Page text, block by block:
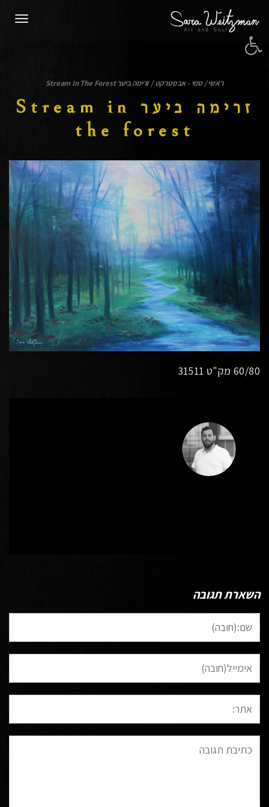
פתח סרגל נגישות
ראשי/ סמי - אבסטרקט / זרימה ביער Stream In The Forest
זרימה ביער Stream in
the forest
60/80 מק"ט 31511
השארת תגובה